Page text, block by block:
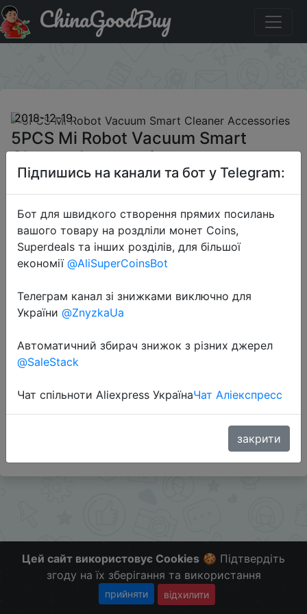
Код на знижку GBAFFYL246 5PCS Mi Robot Vacuum
Smart Cleaner Accessories
ChinaGoodBuy
2018-12-19
5PCS Mi Robot Vacuum Smart
Cleaner Accessories
$38.99
Промокод:"GBAFFYL246"
Слідкуйте за знижками на мобільному, в телеграм
Цей сайт використовує Cookies 🍪 Підтвердіть
згоду на їх зберігання та використання
прийняти відхилити
Підпишись на канали та бот у Telegram:
Бот для швидкого створення прямих посилань
вашого товару на роздліли монет Coins,
Superdeals та інших розділів, для більшої
економії @AliSuperCoinsBot
Телеграм канал зі знижками виключно для
України @ZnyzkaUa
Автоматичний збирач знижок з різних джерел
@SaleStack
Чат спільноти Aliexpress УкраїнаЧат Аліекспресс
закрити